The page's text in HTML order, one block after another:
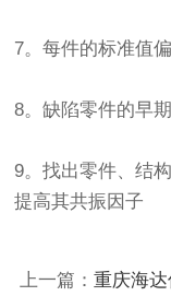
7。每件的标准值
8。缺陷零件的早
9。找出零件、结
提高其共振因子
上一篇： 重庆海达